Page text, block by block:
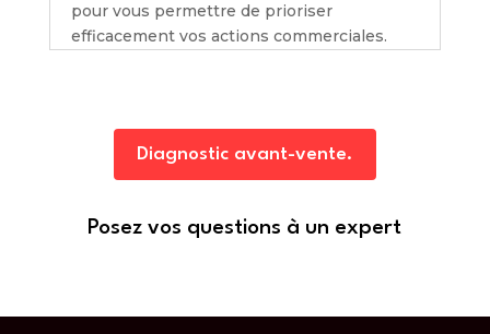
pour vous permettre de prioriser
efficacement vos actions commerciales.
Diagnostic avant-vente.
Posez vos questions à un expert